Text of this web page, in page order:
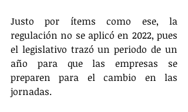
Justo por ítems como ese, la
regulación no se aplicó en 2022, pues
el legislativo trazó un periodo de un
año para que las empresas se
preparen para el cambio en las
jornadas.